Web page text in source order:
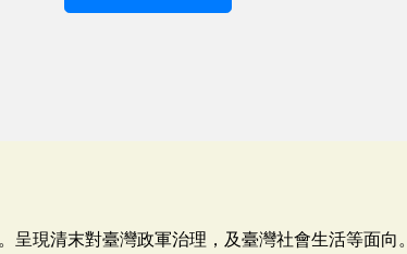
現清末對臺灣政軍治理，及臺灣社會生活等面向。